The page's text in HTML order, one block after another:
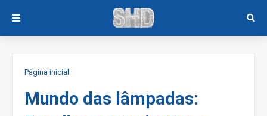
Página inicial
Mundo das lâmpadas: